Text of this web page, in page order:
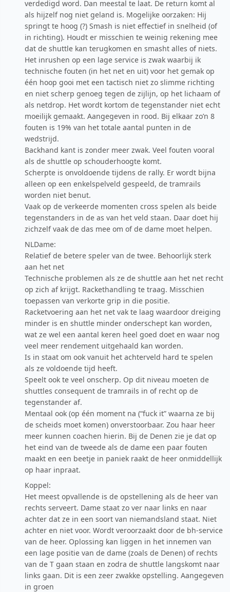
verdedigd word. Dan meestal te laat. De return komt al
als hijzelf nog niet geland is. Mogelijke oorzaken: Hij
springt te hoog (?) Smash is niet effectief in snelheid (of
in richting). Houdt er misschien te weinig rekening mee
dat de shuttle kan terugkomen en smasht alles of niets.
Het inrushen op een lage service is zwak waarbij ik
technische fouten (in het net en uit) voor het gemak op
één hoop gooi met een tactisch niet zo slimme richting
en niet scherp genoeg tegen de zijlijn, op het lichaam of
als netdrop. Het wordt kortom de tegenstander niet echt
moeilijk gemaakt. Aangegeven in rood. Bij elkaar zo’n 8
fouten is 19% van het totale aantal punten in de
wedstrijd.
Backhand kant is zonder meer zwak. Veel fouten vooral
als de shuttle op schouderhoogte komt.
Scherpte is onvoldoende tijdens de rally. Er wordt bijna
alleen op een enkelspelveld gespeeld, de tramrails
worden niet benut.
Vaak op de verkeerde momenten cross spelen als beide
tegenstanders in de as van het veld staan. Daar doet hij
zichzelf vaak de das mee om of de dame moet helpen.
NLDame:
Relatief de betere speler van de twee. Behoorlijk sterk
aan het net
Technische problemen als ze de shuttle aan het net recht
op zich af krijgt. Rackethandling te traag. Misschien
toepassen van verkorte grip in die positie.
Racketvoering aan het net vak te laag waardoor dreiging
minder is en shuttle minder onderschept kan worden,
wat ze wel een aantal keren heel goed doet en waar nog
veel meer rendement uitgehaald kan worden.
Is in staat om ook vanuit het achterveld hard te spelen
als ze voldoende tijd heeft.
Speelt ook te veel onscherp. Op dit niveau moeten de
shuttles consequent de tramrails in of recht op de
tegenstander af.
Mentaal ook (op één moment na (“fuck it” waarna ze bij
de scheids moet komen) onverstoorbaar. Zou haar heer
meer kunnen coachen hierin. Bij de Denen zie je dat op
het eind van de tweede als de dame een paar fouten
maakt en een beetje in paniek raakt de heer onmiddellijk
op haar inpraat.
Koppel:
Het meest opvallende is de opstellening als de heer van
rechts serveert. Dame staat zo ver naar links en naar
achter dat ze in een soort van niemandsland staat. Niet
achter en niet voor. Wordt veroorzaakt door de bh-service
van de heer. Oplossing kan liggen in het innemen van
een lage positie van de dame (zoals de Denen) of rechts
van de T gaan staan en zodra de shuttle langskomt naar
links gaan. Dit is een zeer zwakke opstelling. Aangegeven
in groen